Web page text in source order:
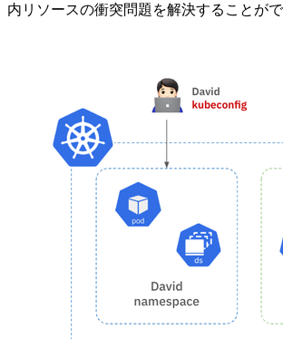
内リソースの衝突問題を解決することがで